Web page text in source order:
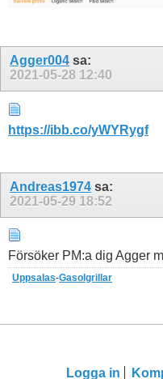
Agger004 sa:
2021-05-28 12:40
https://ibb.co/yWYRygf
Andreas1974 sa:
2021-05-29 18:52
Försöker PM:a dig Agger
Uppsalas-Gasolgrillar
Logga in